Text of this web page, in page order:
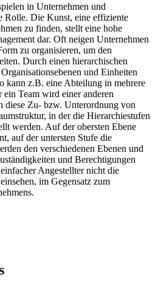
in Unternehmen und
Rolle. Die Kunst, eine effiziente
zu finden, stellt eine hohe
dar. Oft neigen Unternehmen
zu organisieren, um den
Durch einen hierarchischen
und Einheiten
kann z.B. eine Abteilung in mehrere
ein Team wird einer anderen
diese Zu- bzw. Unterordnung von
in der die Hierarchiestufen
werden. Auf der obersten Ebene
auf der untersten Stufe die
den verschiedenen Ebenen und
und Berechtigungen
Angestellter nicht die
im Gegensatz zum